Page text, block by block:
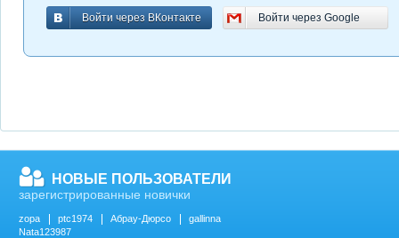
Войти через ВКонтакте
Войти через ВКонтакте Войти через Google
Войти через Google
НОВЫЕ ПОЛЬЗОВАТЕЛИ
зарегистрированные новички
zopa ptc1974 Абрау-Дюрсо
gallinna
Nata123987